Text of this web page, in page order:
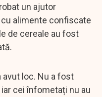
un ajutor
alimente confiscate
de cereale au fost
avut loc. Nu a fost
cei înfometați nu au